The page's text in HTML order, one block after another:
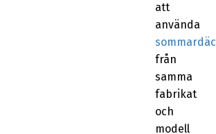
att
använda
från
samma
fabrikat
och
modell